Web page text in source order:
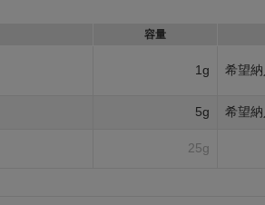
容量
1g 希望
5g 希望
25g